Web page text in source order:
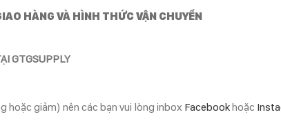
HÀNG VÀ HÌNH THỨC VẬN CHUYỂN
GTGSUPPLY
hoặc giảm) nên các bạn vui lòng inbox Facebookhoặc